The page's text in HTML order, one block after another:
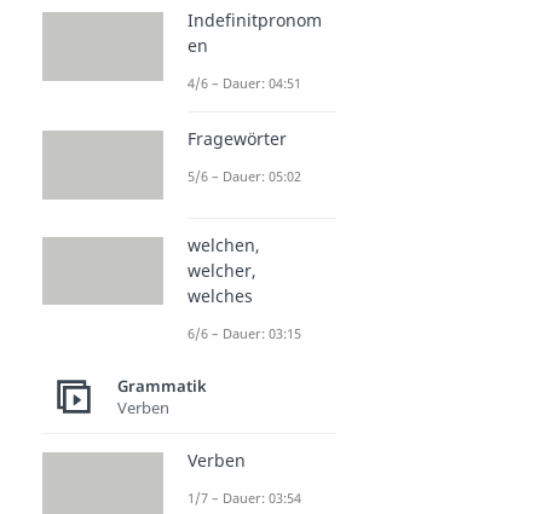
Indefinitpronom
en
4/6 – Dauer: 04:51
Fragewörter
5/6 – Dauer: 05:02
welchen,
welcher,
welches
6/6 – Dauer: 03:15
Grammatik
Verben
Verben
1/7 – Dauer: 03:54